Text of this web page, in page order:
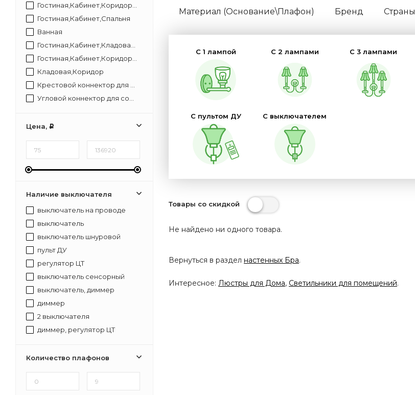
Гостиная,Кабинет,Коридор,Прихожая,Спальня
Гостиная,Кабинет,Спальня
Ванная
Гостиная,Кабинет,Кладовая,Коридор,Прихожая,Спальня
Гостиная,Кабинет,Коридор,Спальня
Кладовая,Коридор
Крестовой коннектор для соединения модульных светильников с артикулом 09-29 позволит собирать светящиеся конструкции без разрывов в свечении. В нем установлены светодиоды с цветом свечения 4000К и световым потоком 96 Лм. Коннектор гармонично встраивается
Угловой коннектор для соединения модульных светильников с артикулом 09-30 позволит собирать светящиеся конструкции без разрывов в свечении. В нем установлены светодиоды с цветом свечения 4000К и световым потоком 48 Лм. Коннектор гармонично встраивается в
Цена, Р
Наличие выключателя
выключатель на проводе
выключатель
выключатель шнуровой
пульт ДУ
регулятор ЦТ
выключатель сенсорный
выключатель, диммер
диммер
2 выключателя
диммер, регулятор ЦТ
Количество плафонов
Материал (Основание\Плафон) Бренд Страны
С 1 лампой С 2 лампами С 3 лампами
С пультом ДУ С выключателем
Товары со скидкой
Не найдено ни одного товара.
Вернуться в раздел настенных Бра.
Интересное: Люстры для Дома, Светильники для помещений.